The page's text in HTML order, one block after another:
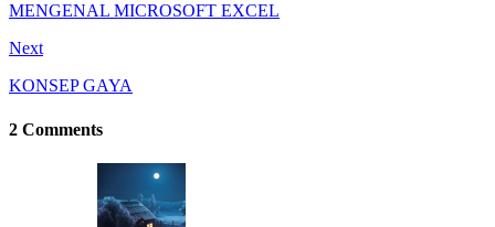
MENGENAL MICROSOFT EXCEL
Next
KONSEP GAYA
2 Comments